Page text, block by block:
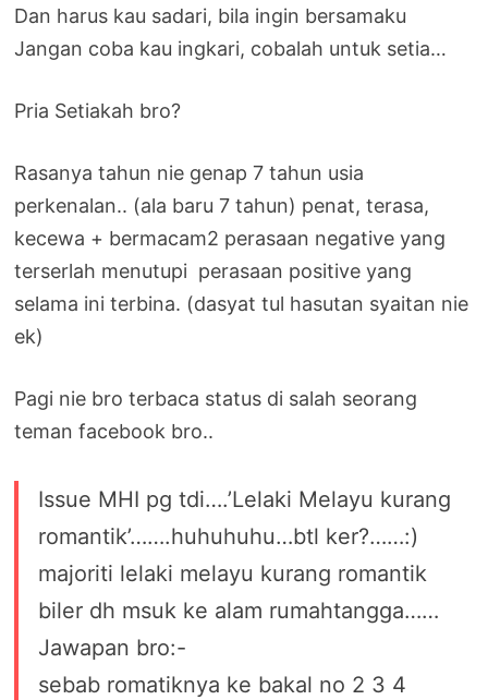
Dan harus kau sadari, bila ingin bersamaku
Jangan coba kau ingkari, cobalah untuk setia…
Pria Setiakah bro?
Rasanya tahun nie genap 7 tahun usia
perkenalan.. (ala baru 7 tahun) penat, terasa,
kecewa + bermacam2 perasaan negative yang
terserlah menutupi perasaan positive yang
selama ini terbina. (dasyat tul hasutan syaitan nie
ek)
Pagi nie bro terbaca status di salah seorang
teman facebook bro..
Issue MHI pg tdi….’Lelaki Melayu kurang
romantik’…….huhuhuhu…btl ker?……:)
majoriti lelaki melayu kurang romantik
biler dh msuk ke alam rumahtangga……
Jawapan bro:-
sebab romatiknya ke bakal no 2 3 4